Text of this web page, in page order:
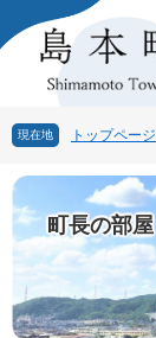
ー
す
。
ニ
し
て
本
文
現在地 トップページ
町長の部屋